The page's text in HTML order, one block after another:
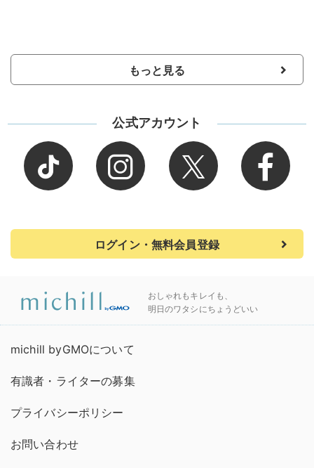
もっと見る
公式アカウント
ログイン・無料会員登録
おしゃれもキレイも、
明日のワタシにちょうどいい
michill byGMOについて
有識者・ライターの募集
プライバシーポリシー
お問い合わせ